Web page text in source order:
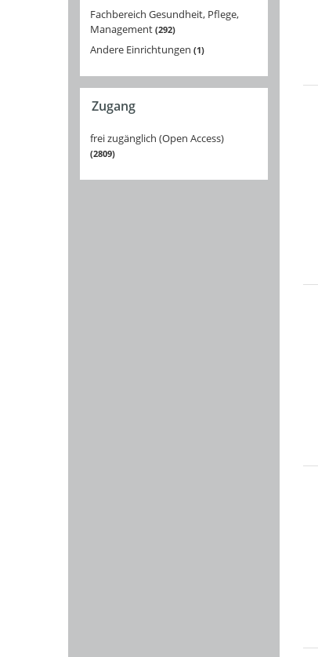
Fachbereich Gesundheit, Pflege,
Management 292
Andere Einrichtungen 1
Zugang
frei zugänglich (Open Access)
2809